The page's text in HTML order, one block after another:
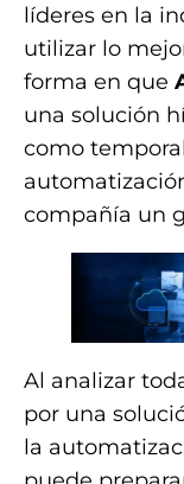
líderes en la
utilizar lo
forma en que
una solución
como
compañía un
Al analizar
por una
la